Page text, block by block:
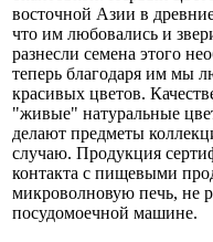
восточной Азии в
что им любовались и
разнесли семена этого
теперь благодаря им мы
красивых цветов.
"живые" натуральные
делают предметы
случаю. Продукция
контакта с пищевыми
микроволновую печь, не
посудомоечной машине.